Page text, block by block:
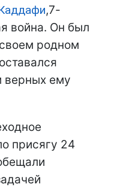
,7-
война. Он был
родном
верных ему
присягу 24